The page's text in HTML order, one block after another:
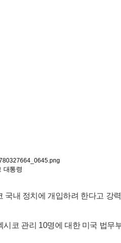
대통령
내 정치에 개입하려 한다고 강
코 관리 10명에 대한 미국 법무